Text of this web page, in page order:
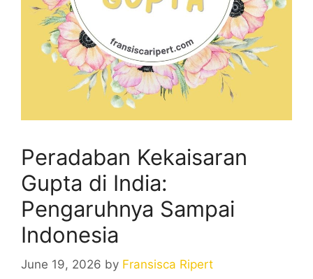
Peradaban Kekaisaran
Gupta di India:
Pengaruhnya Sampai
Indonesia
June 19, 2026 by Fransisca Ripert